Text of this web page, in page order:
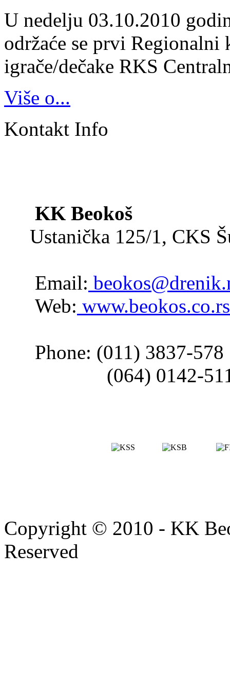
U nedelju 03.10.2010
održaće se prvi
igrače/dečake RKS
Više o...
Kontakt Info
KK Beokoš
Ustanička 125/1, CKS
Email:
Web: www.beokos.co.rs
Phone: (011) 3837-578
(064) 0142-
Copyright © 2010 - KK
Reserved